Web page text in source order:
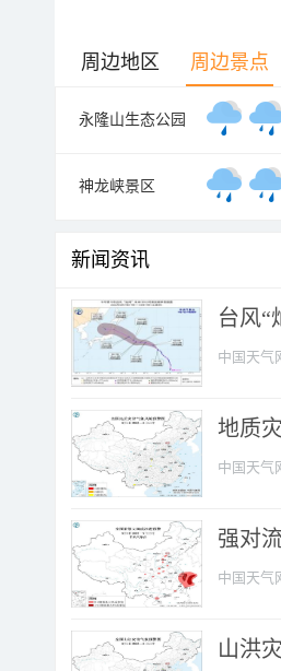
周边地区 周边景点
永隆山生态公园
神龙峡景区
新闻资讯
台风“
中国天气
地质
中国天气
强对
中国天气
山洪